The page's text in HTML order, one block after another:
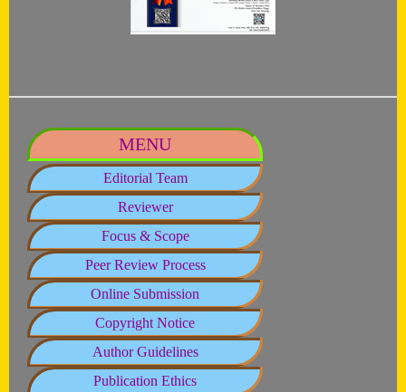
MENU
Editorial Team
Reviewer
Focus & Scope
Peer Review Process
Online Submission
Copyright Notice
Author Guidelines
Publication Ethics